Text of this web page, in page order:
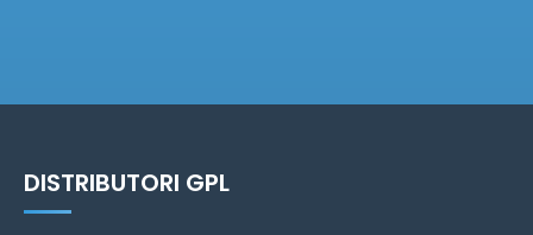
DISTRIBUTORI GPL